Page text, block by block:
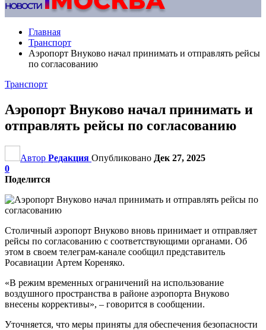
Главная
Транспорт
Аэропорт Внуково начал принимать и отправлять рейсы
по согласованию
Транспорт
Аэропорт Внуково начал принимать и
отправлять рейсы по согласованию
Автор Редакция Опубликовано Дек 27, 2025
0
Поделится
Столичный аэропорт Внуково вновь принимает и отправляет
рейсы по согласованию с соответствующими органами. Об
этом в своем телеграм-канале сообщил представитель
Росавиации Артем Кореняко.
«В режим временных ограничений на использование
воздушного пространства в районе аэропорта Внуково
внесены коррективы», – говорится в сообщении.
Уточняется, что меры приняты для обеспечения безопасности